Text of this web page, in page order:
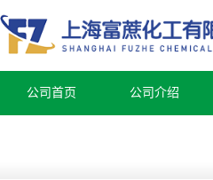
公司首页 公司介绍